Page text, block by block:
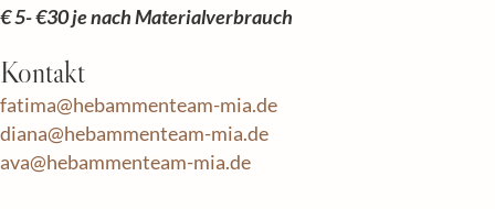
€ 5- €30 je nach Materialverbrauch
Kontakt
fatima@hebammenteam-mia.de
diana@hebammenteam-mia.de
ava@hebammenteam-mia.de